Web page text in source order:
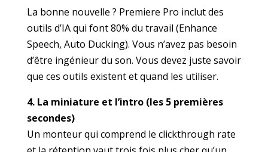
La bonne nouvelle ? Premiere Pro inclut des
outils d’IA qui font 80% du travail (Enhance
Speech, Auto Ducking). Vous n’avez pas besoin
d’être ingénieur du son. Vous devez juste savoir
que ces outils existent et quand les utiliser.
4. La miniature et l’intro (les 5 premières
secondes)
Un monteur qui comprend le clickthrough rate